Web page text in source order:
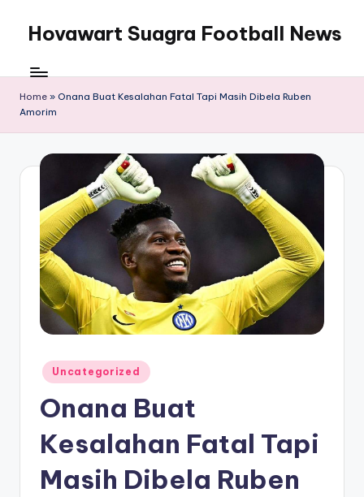
content
Hovawart Suagra Football News
Suagra
Football
News
menyediakan
berita
bola
Home » Onana Buat Kesalahan Fatal Tapi Masih Dibela Ruben
Amorim
Posted
in
Uncategorized
Onana Buat
Kesalahan Fatal Tapi
Masih Dibela Ruben